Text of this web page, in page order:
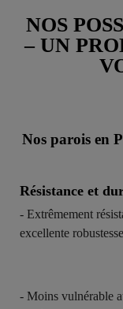
NOS
– UN
Nos parois en
Résistance et
- Extrêmement
excellente
- Moins vulnérable